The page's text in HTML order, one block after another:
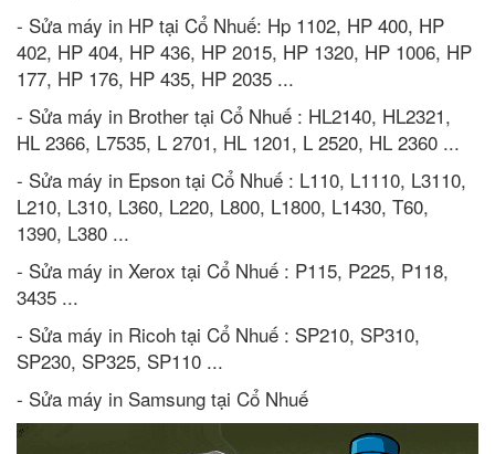
- Sửa máy in HP tại Cổ Nhuế: Hp 1102, HP 400, HP
402, HP 404, HP 436, HP 2015, HP 1320, HP 1006, HP
177, HP 176, HP 435, HP 2035 ...
- Sửa máy in Brother tại Cổ Nhuế : HL2140, HL2321,
HL 2366, L7535, L 2701, HL 1201, L 2520, HL 2360 ...
- Sửa máy in Epson tại Cổ Nhuế : L110, L1110, L3110,
L210, L310, L360, L220, L800, L1800, L1430, T60,
1390, L380 ...
- Sửa máy in Xerox tại Cổ Nhuế : P115, P225, P118,
3435 ...
- Sửa máy in Ricoh tại Cổ Nhuế : SP210, SP310,
SP230, SP325, SP110 ...
- Sửa máy in Samsung tại Cổ Nhuế